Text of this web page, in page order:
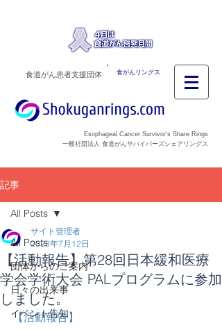
食がんリングス
食道がん患者支援団体
Esophageal Cancer Survivor’s Share Rings
一般社団法人 食道がんサバイバーズシェアリングス
記事
All Posts
団体からのご案内
日々の出来事
イベント告知
All Posts
【活動報告】第28回日本緩和医療
学会学術大会 PALプログラムに参加
しました。
サイト管理者
2023年7月12日
【活動報告】